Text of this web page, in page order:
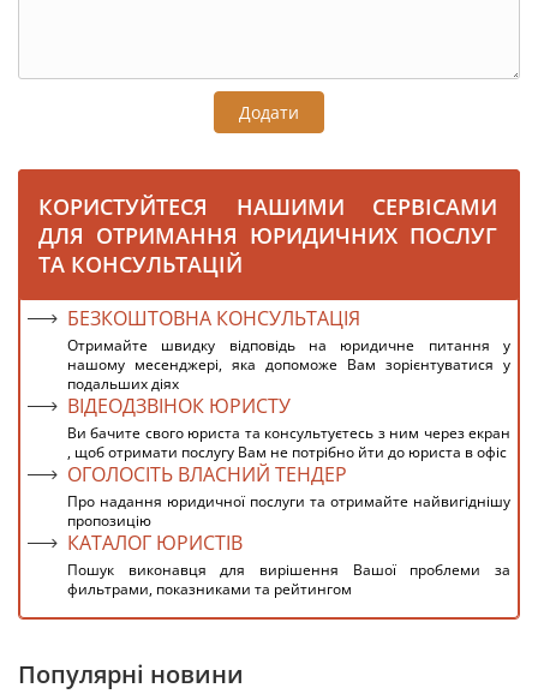
Додати
КОРИСТУЙТЕСЯ НАШИМИ СЕРВІСАМИ
ДЛЯ ОТРИМАННЯ ЮРИДИЧНИХ ПОСЛУГ
ТА КОНСУЛЬТАЦІЙ
БЕЗКОШТОВНА КОНСУЛЬТАЦІЯ
Отримайте швидку відповідь на юридичне питання у
нашому месенджері, яка допоможе Вам зорієнтуватися у
подальших діях
ВІДЕОДЗВІНОК ЮРИСТУ
Ви бачите свого юриста та консультуєтесь з ним через екран
, щоб отримати послугу Вам не потрібно йти до юриста в офіс
ОГОЛОСІТЬ ВЛАСНИЙ ТЕНДЕР
Про надання юридичної послуги та отримайте найвигіднішу
пропозицію
КАТАЛОГ ЮРИСТІВ
Пошук виконавця для вирішення Вашої проблеми за
фильтрами, показниками та рейтингом
Популярні новини